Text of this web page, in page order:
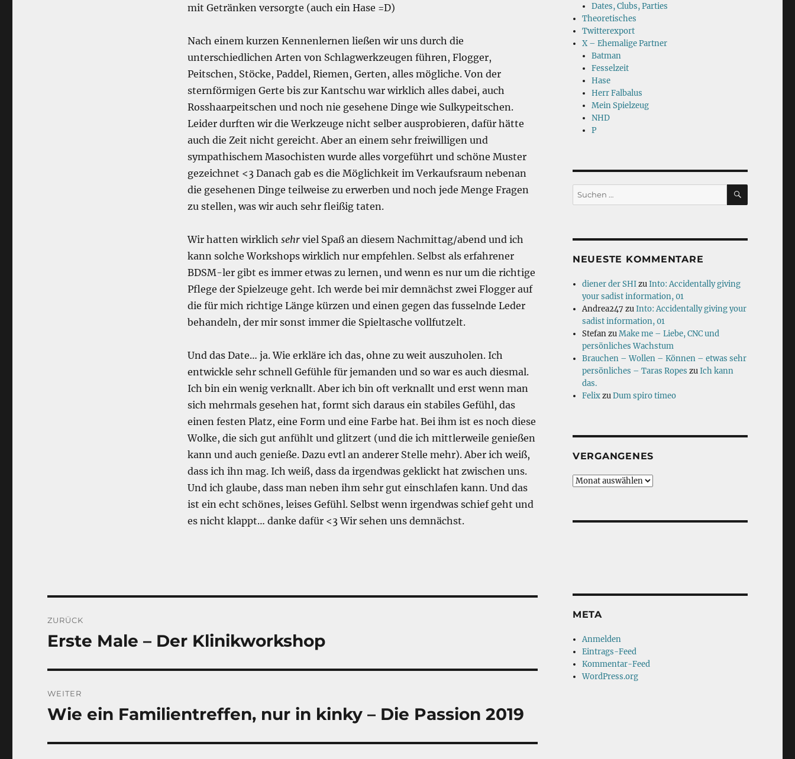
mit Getränken versorgte (auch ein Hase =D)
Nach einem kurzen Kennenlernen ließen wir uns durch die
unterschiedlichen Arten von Schlagwerkzeugen führen, Flogger,
Peitschen, Stöcke, Paddel, Riemen, Gerten, alles mögliche. Von der
sternförmigen Gerte bis zur Kantschu war wirklich alles dabei, auch
Rosshaarpeitschen und noch nie gesehene Dinge wie Sulkypeitschen.
Leider durften wir die Werkzeuge nicht selber ausprobieren, dafür hätte
auch die Zeit nicht gereicht. Aber an einem sehr freiwilligen und
sympathischem Masochisten wurde alles vorgeführt und schöne Muster
gezeichnet <3 Danach gab es die Möglichkeit im Verkaufsraum nebenan
die gesehenen Dinge teilweise zu erwerben und noch jede Menge Fragen
zu stellen, was wir auch sehr fleißig taten.
Wir hatten wirklich sehrviel Spaß an diesem Nachmittag/abend und ich
kann solche Workshops wirklich nur empfehlen. Selbst als erfahrener
BDSM-ler gibt es immer etwas zu lernen, und wenn es nur um die richtige
Pflege der Spielzeuge geht. Ich werde bei mir demnächst zwei Flogger auf
die für mich richtige Länge kürzen und einen gegen das fusselnde Leder
behandeln, der mir sonst immer die Spieltasche vollfutzelt.
Und das Date… ja. Wie erkläre ich das, ohne zu weit auszuholen. Ich
entwickle sehr schnell Gefühle für jemanden und so war es auch diesmal.
Ich bin ein wenig verknallt. Aber ich bin oft verknallt und erst wenn man
sich mehrmals gesehen hat, formt sich daraus ein stabiles Gefühl, das
einen festen Platz, eine Form und eine Farbe hat. Bei ihm ist es noch diese
Wolke, die sich gut anfühlt und glitzert (und die ich mittlerweile genießen
kann und auch genieße. Dazu evtl an anderer Stelle mehr). Aber ich weiß,
dass ich ihn mag. Ich weiß, dass da irgendwas geklickt hat zwischen uns.
Und ich glaube, dass man neben ihm sehr gut einschlafen kann. Und das
ist ein echt schönes, leises Gefühl. Selbst wenn irgendwas schief geht und
es nicht klappt… danke dafür <3 Wir sehen uns demnächst.
ZURÜCK
Vorheriger
Erste Male – Der Klinikworkshop
WEITER
Nächster
Wie ein Familientreffen, nur in kinky – Die Passion 2019
Dates, Clubs, Parties
Theoretisches
Twitterexport
X – Ehemalige Partner
Batman
Fesselzeit
Hase
Herr Falbalus
Mein Spielzeug
NHD
P
Suchen
nach:
SUCHEN
NEUESTE KOMMENTARE
diener der SHIzuInto: Accidentally giving
your sadist information, 01
Andrea247 zuInto: Accidentally giving your
sadist information, 01
StefanzuMake me – Liebe, CNC und
persönliches Wachstum
Brauchen – Wollen – Können – etwas sehr
persönliches – Taras Ropes zuIch kann
das.
FelixzuDum spiro timeo
VERGANGENES
Vergangenes
META
Anmelden
Eintrags-Feed
Kommentar-Feed
WordPress.org